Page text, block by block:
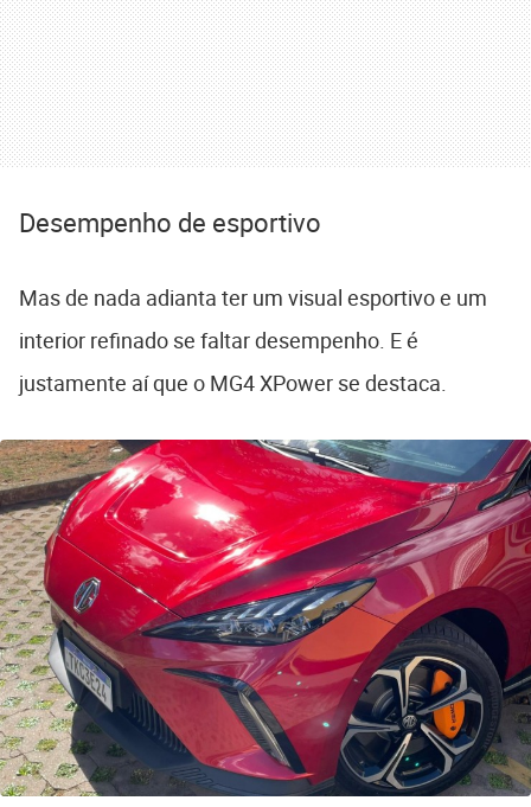
Desempenho de esportivo
Mas de nada adianta ter um visual esportivo e um
interior refinado se faltar desempenho. E é
justamente aí que o MG4 XPower se destaca.